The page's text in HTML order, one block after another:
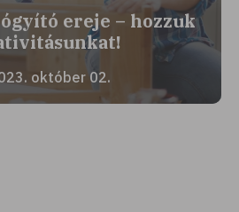
ereje – hozzuk
október 02.